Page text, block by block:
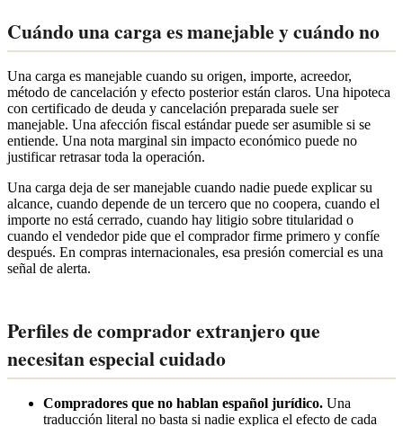
Cuándo una carga es manejable y cuándo no
Una carga es manejable cuando su origen, importe, acreedor,
método de cancelación y efecto posterior están claros. Una hipoteca
con certificado de deuda y cancelación preparada suele ser
manejable. Una afección fiscal estándar puede ser asumible si se
entiende. Una nota marginal sin impacto económico puede no
justificar retrasar toda la operación.
Una carga deja de ser manejable cuando nadie puede explicar su
alcance, cuando depende de un tercero que no coopera, cuando el
importe no está cerrado, cuando hay litigio sobre titularidad o
cuando el vendedor pide que el comprador firme primero y confíe
después. En compras internacionales, esa presión comercial es una
señal de alerta.
Perfiles de comprador extranjero que
necesitan especial cuidado
Compradores que no hablan español jurídico. Una
traducción literal no basta si nadie explica el efecto de cada